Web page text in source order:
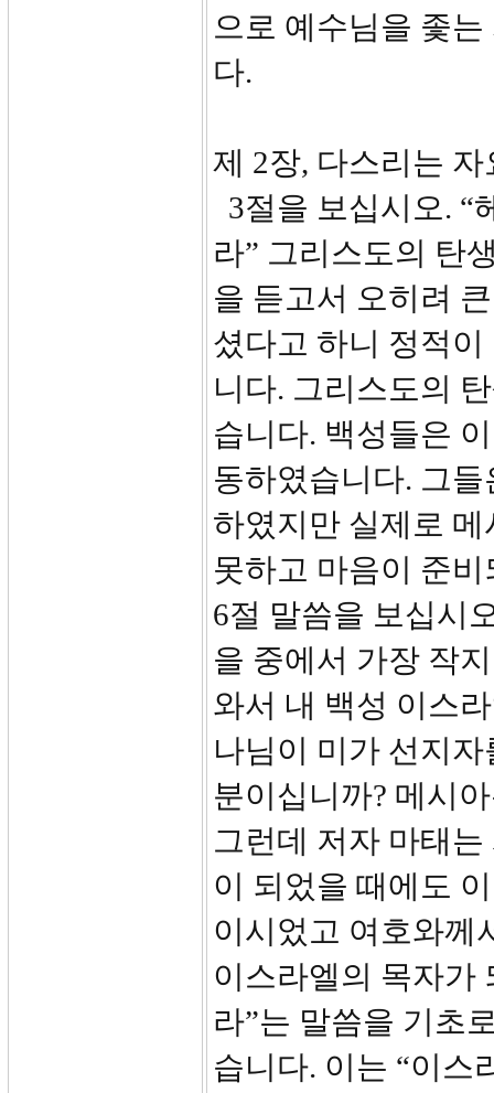
으로 예수님을 좇
다.
제 2장, 다스리는
3절을 보십시오. “
라” 그리스도의 탄
을 듣고서 오히려
셨다고 하니 정적
니다. 그리스도의
습니다. 백성들은
동하였습니다. 그
하였지만 실제로
못하고 마음이 준
6절 말씀을 보십시
을 중에서 가장 작
와서 내 백성 이스
나님이 미가 선지
분이십니까? 메시
그런데 저자 마태
이 되었을 때에도
이시었고 여호와께
이스라엘의 목자가
라”는 말씀을 기초
습니다. 이는 “이스